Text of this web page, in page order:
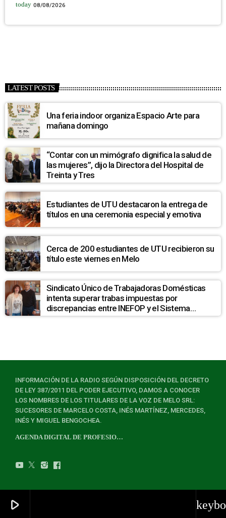
play_arrow
today 08/08/2026
LATEST POSTS
Una feria indoor organiza Espacio Arte para
mañana domingo
“Contar con un mimógrafo dignifica la salud de
las mujeres”, dijo la Directora del Hospital de
Treinta y Tres
Estudiantes de UTU destacaron la entrega de
títulos en una ceremonia especial y emotiva
Cerca de 200 estudiantes de UTU recibieron su
título este viernes en Melo
Sindicato Único de Trabajadoras Domésticas
intenta superar trabas impuestas por
discrepancias entre INEFOP y el Sistema
Nacional de Cuidados
INFORMACIÓN DE LA RADIO SEGÚN DISPOSICIÓN DEL DECRETO
DE LEY 387/2011 DEL PODER EJECUTIVO, DAMOS A CONOCER
LOS NOMBRES DE LOS TITULARES DE LA VOZ DE MELO SRL:
SUCESORES DE MARCELO COSTA, INÉS MARTÍNEZ, MERCEDES,
INÉS Y MIGUEL BENGOCHEA.
AGENDA DIGITAL DE PROFESIONALES